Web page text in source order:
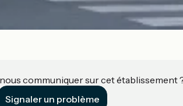
communiquer sur cet établissement
Signaler un problème